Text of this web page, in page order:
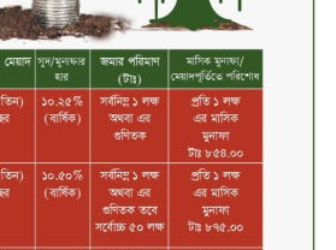
সপ্তাহের তৃতীয় কার্যদিবসে লেনদেনের
শীর্ষে একমি পেস্টিসাইড
সপ্তাহের তৃতীয় কার্যদিবসে দরবৃদ্ধির
শীর্ষে সেন্ট্রাল ইন্সুরেন্স